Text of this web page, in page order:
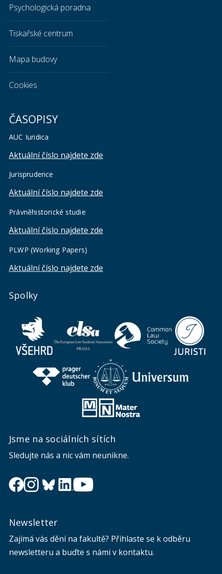
Psychologická poradna
Tiskařské centrum
Mapa budovy
Cookies
ČASOPISY
AUC Iuridica
Aktuální číslo najdete zde
Jurisprudence
Aktuální číslo najdete zde
Právněhistorické studie
Aktuální číslo najdete zde
PLWP (Working Papers)
Aktuální číslo najdete zde
Spolky
Jsme na sociálních sítích
Sledujte nás a nic vám neunikne.
Newsletter
Zajímá vás dění na fakultě? Přihlaste se k odběru
newsletteru a buďte s námi v kontaktu.